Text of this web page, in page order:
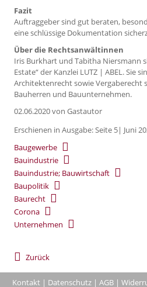
Fazit
Auftraggeber sind gut beraten,
eine schlüssige Dokumentation
Über die Rechtsanwältinnen
Iris Burkhart und Tabitha Niersmann
Estate“ der Kanzlei LUTZ | ABEL. Sie
Architektenrecht sowie Vergaberecht
Bauherren und Bauunternehmen.
02.06.2020von Gastautor
Erschienen in Ausgabe: Seite 5| Juni
Baugewerbe
Bauindustrie
Bauindustrie; Bauwirtschaft
Baupolitik
Baurecht
Corona
Unternehmen
Zurück
Kontakt | Datenschutz | AGB |